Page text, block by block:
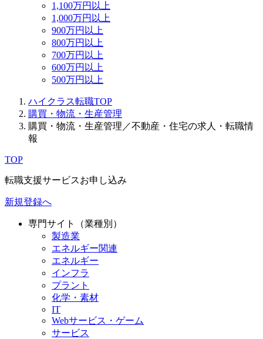
1,100万円以上
1,000万円以上
900万円以上
800万円以上
700万円以上
600万円以上
500万円以上
ハイクラス転職TOP
購買・物流・生産管理
購買・物流・生産管理／不動産・住宅の求人・転職情
報
TOP
転職支援サービスお申し込み
新規登録へ
専門サイト（業種別）
製造業
エネルギー関連
エネルギー
インフラ
プラント
化学・素材
IT
Webサービス・ゲーム
サービス